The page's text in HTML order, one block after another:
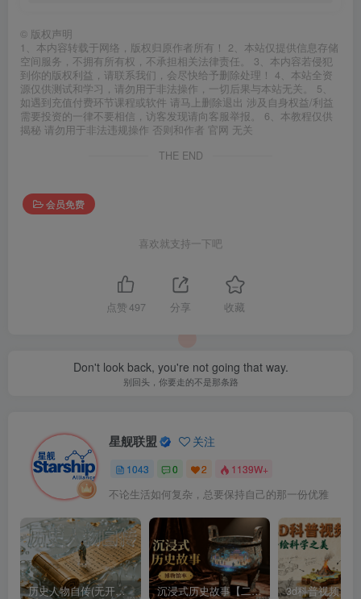
© 版权声明
1、本内容转载于网络，版权归原作者所有！ 2、本站仅提供信息存储
空间服务，不拥有所有权，不承担相关法律责任。 3、本内容若侵犯
到你的版权利益，请联系我们，会尽快给予删除处理！ 4、本站全资
源仅供测试和学习，请勿用于非法操作，一切后果与本站无关。 5、
如遇到充值付费环节课程或软件 请马上删除退出 涉及自身权益/利益
需要投资的一律不要相信，访客发现请向客服举报。 6、本教程仅供
揭秘 请勿用于非法违规操作 否则和作者 官网 无关
THE END
会员免费
喜欢就支持一下吧
点赞 497 分享 收藏
Don't look back, you're not going that way.
别回头，你要走的不是那条路
星舰联盟 关注
1043 0 2 1139W+
不论生活如何复杂，总要保持自己的那一份优雅
历史人物自传(无开头模板) 沉浸式历史故事【二改版】 3d科普视频